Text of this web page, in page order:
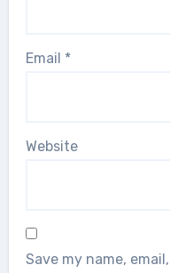
Email *
Website
Save my name,